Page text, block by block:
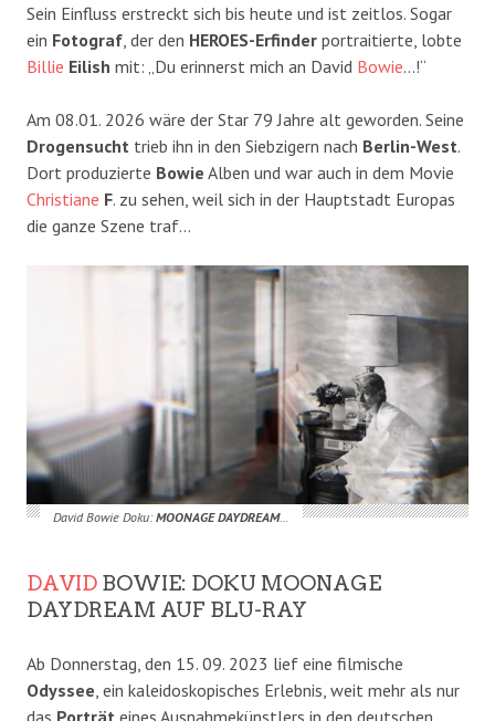
Sein Einfluss erstreckt sich bis heute und ist zeitlos. Sogar
ein Fotograf , der den HEROES-Erfinder portraitierte, lobte
Billie Eilish mit: „Du erinnerst mich an David Bowie…!“
Am 08.01. 2026 wäre der Star 79 Jahre alt geworden. Seine
Drogensucht trieb ihn in den Siebzigern nach Berlin-West.
Dort produzierte Bowie Alben und war auch in dem Movie
Christiane F. zu sehen, weil sich in der Hauptstadt Europas
die ganze Szene traf…
David Bowie Doku:MOONAGE DAYDREAM…
DAVID BOWIE: DOKU MOONAGE
DAYDREAM AUF BLU-RAY
Ab Donnerstag, den 15. 09. 2023 lief eine filmische
Odyssee, ein kaleidoskopisches Erlebnis, weit mehr als nur